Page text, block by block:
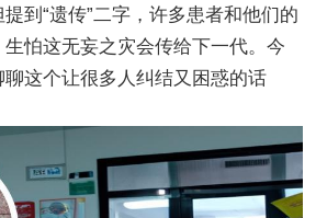
到“遗传”二字，许多患者和他们的
怕这无妄之灾会传给下一代。今
这个让很多人纠结又困惑的话